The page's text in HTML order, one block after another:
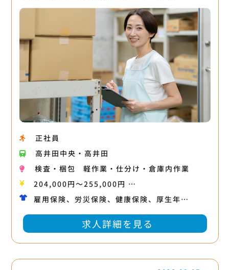
正社員
高井田中央・高井田
検査・梱包
軽作業・仕分け・倉庫内作業
204,000円〜255,000円 …
雇用保険、労災保険、健康保険、厚生年…
求人詳細を見る